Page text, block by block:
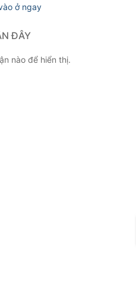
ở ngay
ĐÂY
nào để hiển thị.